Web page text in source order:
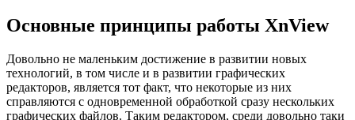
Основные принципы работы XnView
Довольно не маленьким достижение в развитии новых
технологий, в том числе и в развитии графических
редакторов, является тот факт, что некоторые из них
справляются с одновременной обработкой сразу нескольких
графических файлов. Таким редактором, среди довольно таки